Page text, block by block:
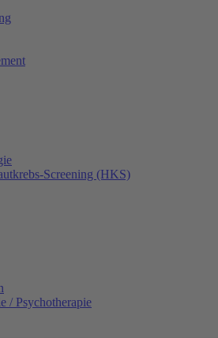
Screening (HKS)
/ Psychotherapie